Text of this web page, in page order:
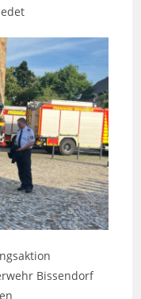
Bissendorf